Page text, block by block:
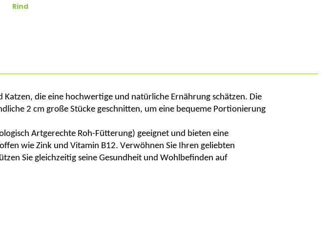
Rind
die eine hochwertige und natürliche Ernährung schätzen. Die
2 cm große Stücke geschnitten, um eine bequeme Portionierung
Artgerechte Roh-Fütterung) geeignet und bieten eine
wie Zink und Vitamin B12. Verwöhnen Sie Ihren geliebten
Sie gleichzeitig seine Gesundheit und Wohlbefinden auf